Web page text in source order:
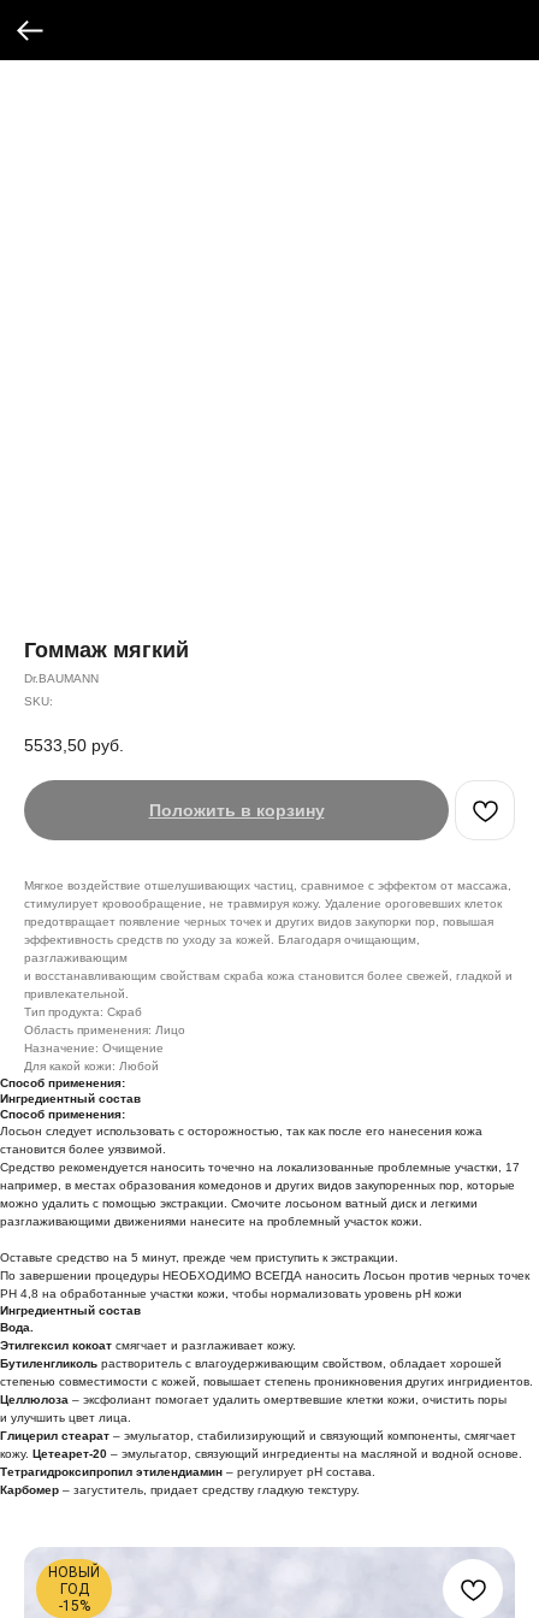
Гоммаж мягкий
Dr.BAUMANN
SKU:
5533,50 руб.
Положить в корзину
Мягкое воздействие отшелушивающих частиц, сравнимое с эффектом от массажа,
стимулирует кровообращение, не травмируя кожу. Удаление ороговевших клеток
предотвращает появление черных точек и других видов закупорки пор, повышая
эффективность средств по уходу за кожей. Благодаря очищающим,
разглаживающим
и восстанавливающим свойствам скраба кожа становится более свежей, гладкой и
привлекательной.
Тип продукта: Скраб
Область применения: Лицо
Назначение: Очищение
Для какой кожи: Любой
Способ применения:
Ингредиентный состав
Способ применения:
Лосьон следует использовать с осторожностью, так как после его нанесения кожа
становится более уязвимой.
Средство рекомендуется наносить точечно на локализованные проблемные участки, 17
например, в местах образования комедонов и других видов закупоренных пор, которые
можно удалить с помощью экстракции. Смочите лосьоном ватный диск и легкими
разглаживающими движениями нанесите на проблемный участок кожи.
Оставьте средство на 5 минут, прежде чем приступить к экстракции.
По завершении процедуры НЕОБХОДИМО ВСЕГДА наносить Лосьон против черных точек
PH 4,8 на обработанные участки кожи, чтобы нормализовать уровень pH кожи
Ингредиентный состав
Вода.
Этилгексил кокоат смягчает и разглаживает кожу.
Бутиленгликоль растворитель с влагоудерживающим свойством, обладает хорошей
степенью совместимости с кожей, повышает степень проникновения других ингридиентов.
Целлюлоза – эксфолиант помогает удалить омертвевшие клетки кожи, очистить поры
и улучшить цвет лица.
Глицерил стеарат – эмульгатор, стабилизирующий и связующий компоненты, смягчает
кожу. Цетеарет-20 – эмульгатор, связующий ингредиенты на масляной и водной основе.
Тетрагидроксипропил этилендиамин – регулирует pH состава.
Карбомер – загуститель, придает средству гладкую текстуру.
НОВЫЙ
ГОД
-15%